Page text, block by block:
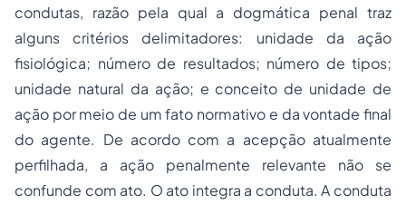
condutas, razão pela qual a dogmática penal traz
alguns critérios delimitadores: unidade da ação
fisiológica; número de resultados; número de tipos;
unidade natural da ação; e conceito de unidade de
ação por meio de um fato normativo e da vontade final
do agente. De acordo com a acepção atualmente
perfilhada, a ação penalmente relevante não se
confunde com ato. O ato integra a conduta. A conduta